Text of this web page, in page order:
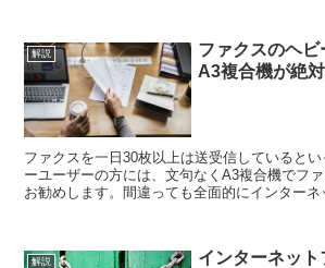
解説
ファクスのヘ
A3複合機が絶
ファクスを一日30枚以上は送受信していると
ーユーザーの方には、文句なくA3複合機でフ
お勧めします。間違っても全面的にインターネ
解説
インターネッ